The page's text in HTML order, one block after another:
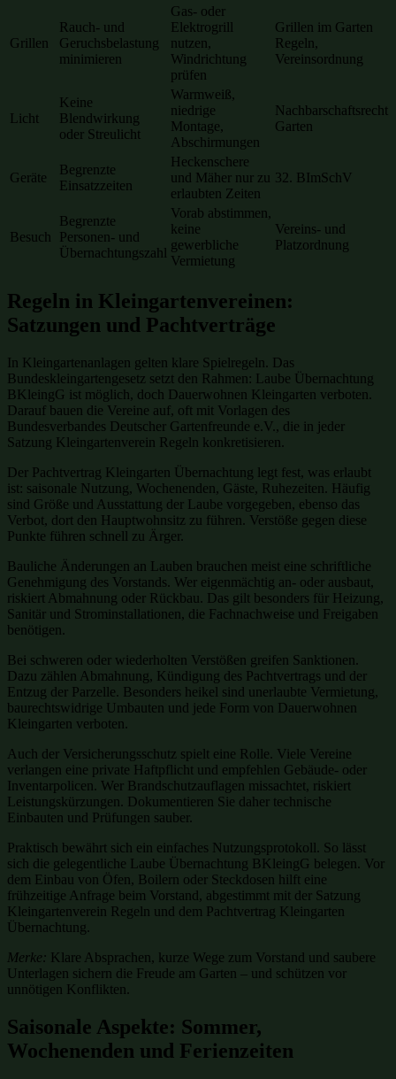
Grillen
Rauch- und
Geruchsbelastung
minimieren
Gas- oder
Elektrogrill
nutzen,
Windrichtung
prüfen
Grillen im Garten
Regeln,
Vereinsordnung
Licht
Keine
Blendwirkung
oder Streulicht
Warmweiß,
niedrige
Montage,
Abschirmungen
Nachbarschaftsrecht
Garten
Geräte
Begrenzte
Einsatzzeiten
Heckenschere
und Mäher nur zu
erlaubten Zeiten
32. BImSchV
Besuch
Begrenzte
Personen- und
Übernachtungszahl
Vorab abstimmen,
keine
gewerbliche
Vermietung
Vereins- und
Platzordnung
Regeln in Kleingartenvereinen:
Satzungen und Pachtverträge
In Kleingartenanlagen gelten klare Spielregeln. Das
Bundeskleingartengesetz setzt den Rahmen: Laube Übernachtung
BKleingG ist möglich, doch Dauerwohnen Kleingarten verboten.
Darauf bauen die Vereine auf, oft mit Vorlagen des
Bundesverbandes Deutscher Gartenfreunde e.V., die in jeder
Satzung Kleingartenverein Regeln konkretisieren.
Der Pachtvertrag Kleingarten Übernachtung legt fest, was erlaubt
ist: saisonale Nutzung, Wochenenden, Gäste, Ruhezeiten. Häufig
sind Größe und Ausstattung der Laube vorgegeben, ebenso das
Verbot, dort den Hauptwohnsitz zu führen. Verstöße gegen diese
Punkte führen schnell zu Ärger.
Bauliche Änderungen an Lauben brauchen meist eine schriftliche
Genehmigung des Vorstands. Wer eigenmächtig an- oder ausbaut,
riskiert Abmahnung oder Rückbau. Das gilt besonders für Heizung,
Sanitär und Strominstallationen, die Fachnachweise und Freigaben
benötigen.
Bei schweren oder wiederholten Verstößen greifen Sanktionen.
Dazu zählen Abmahnung, Kündigung des Pachtvertrags und der
Entzug der Parzelle. Besonders heikel sind unerlaubte Vermietung,
baurechtswidrige Umbauten und jede Form von Dauerwohnen
Kleingarten verboten.
Auch der Versicherungsschutz spielt eine Rolle. Viele Vereine
verlangen eine private Haftpflicht und empfehlen Gebäude- oder
Inventarpolicen. Wer Brandschutzauflagen missachtet, riskiert
Leistungskürzungen. Dokumentieren Sie daher technische
Einbauten und Prüfungen sauber.
Praktisch bewährt sich ein einfaches Nutzungsprotokoll. So lässt
sich die gelegentliche Laube Übernachtung BKleingG belegen. Vor
dem Einbau von Öfen, Boilern oder Steckdosen hilft eine
frühzeitige Anfrage beim Vorstand, abgestimmt mit der Satzung
Kleingartenverein Regeln und dem Pachtvertrag Kleingarten
Übernachtung.
Merke: Klare Absprachen, kurze Wege zum Vorstand und saubere
Unterlagen sichern die Freude am Garten – und schützen vor
unnötigen Konflikten.
Saisonale Aspekte: Sommer,
Wochenenden und Ferienzeiten